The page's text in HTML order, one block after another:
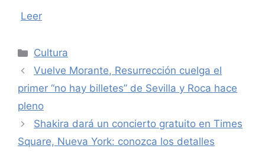
Leer
Categories
Cultura
Vuelve Morante, Resurrección cuelga el
primer “no hay billetes” de Sevilla y Roca hace
pleno
Shakira dará un concierto gratuito en Times
Square, Nueva York: conozca los detalles